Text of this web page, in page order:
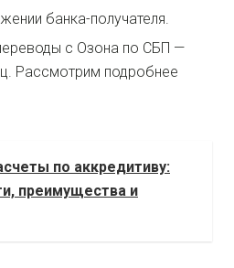
банка-получателя.
с Озона по СБП —
Рассмотрим подробнее
по аккредитиву:
преимущества и